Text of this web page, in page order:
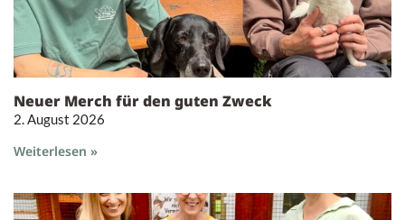
Neuer Merch für den guten Zweck
2. August 2026
Weiterlesen »